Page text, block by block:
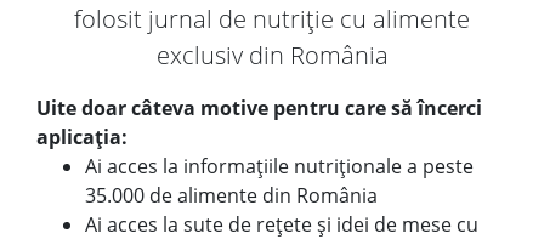
folosit jurnal de nutriție cu alimente
exclusiv din România
Uite doar câteva motive pentru care să încerci
aplicația:
Ai acces la informațiile nutriționale a peste
35.000 de alimente din România
Ai acces la sute de rețete și idei de mese cu